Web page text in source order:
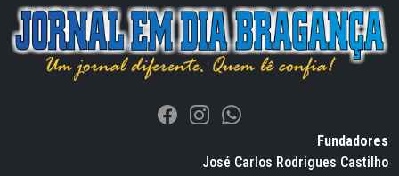
Fundadores
José Carlos Rodrigues Castilho